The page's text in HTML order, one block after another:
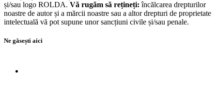
și/sau logo ROLDA. Vă rugăm să rețineți: încălcarea drepturilor
noastre de autor și a mărcii noastre sau a altor drepturi de proprietate
intelectuală vă pot supune unor sancțiuni civile și/sau penale.
Ne găsești aici